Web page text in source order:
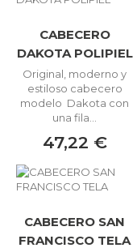
CABECERO
DAKOTA POLIPIEL
Original, moderno y
estiloso cabecero
modelo Dakota con
una fila...
47,22 €
CABECERO SAN
FRANCISCO TELA